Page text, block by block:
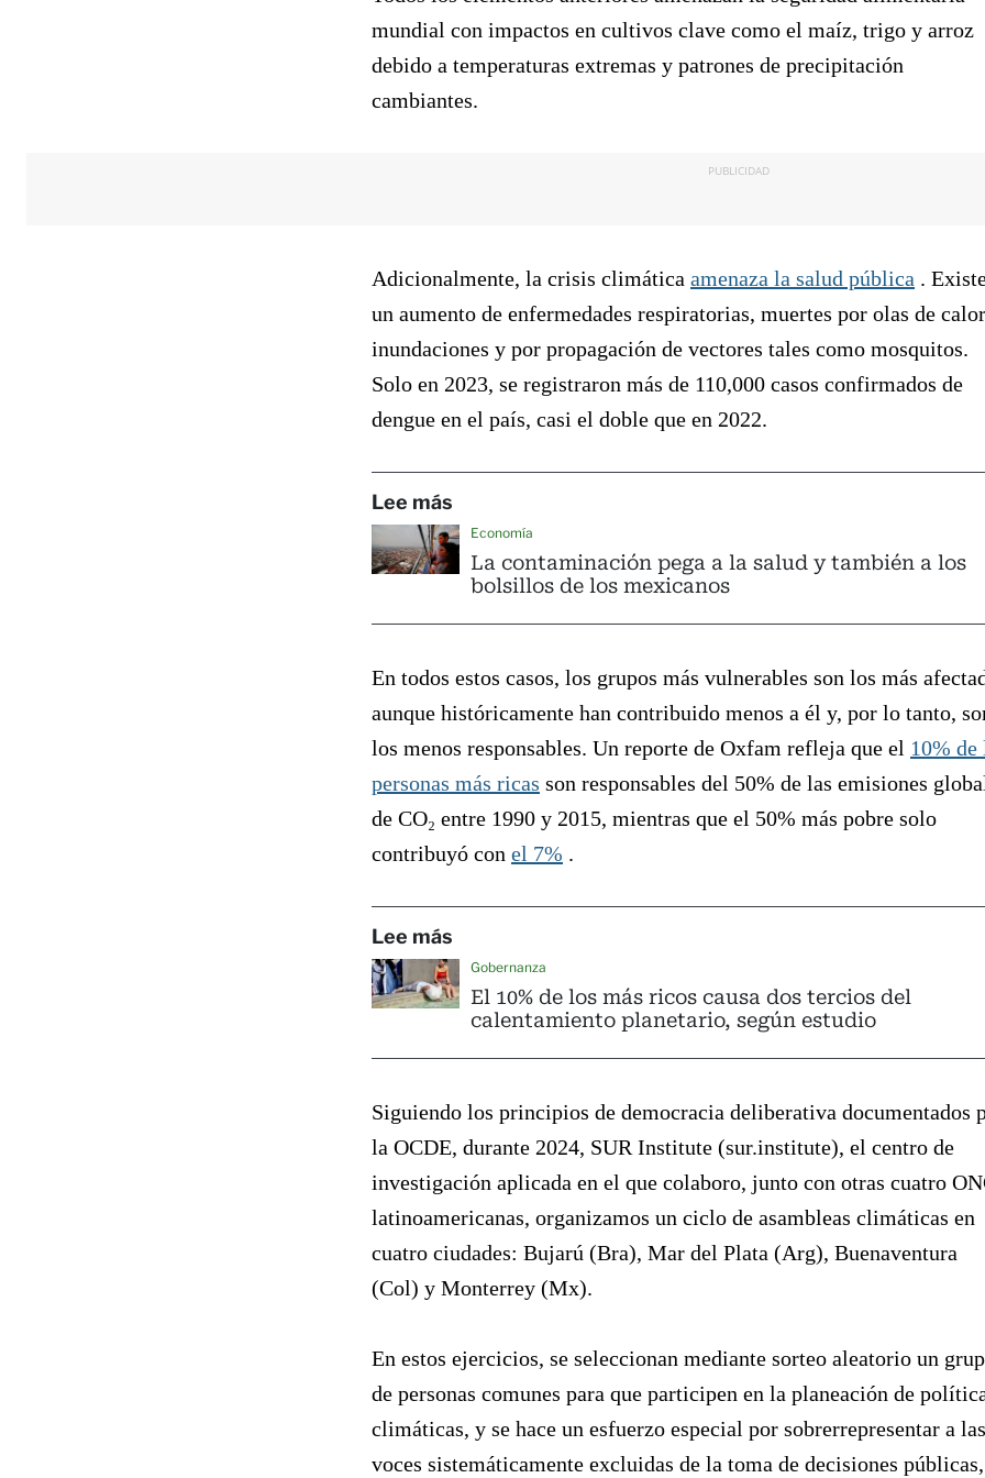
mundial con impactos en cultivos clave como el maíz, trigo y arroz
debido a temperaturas extremas y patrones de precipitación
cambiantes.
PUBLICIDAD
Adicionalmente, la crisis climática amenaza la salud pública .
un aumento de enfermedades respiratorias, muertes por olas de
inundaciones y por propagación de vectores tales como mosquitos.
Solo en 2023, se registraron más de 110,000 casos confirmados de
dengue en el país, casi el doble que en 2022.
Lee más
Economía
La contaminación pega a la salud y también a los
bolsillos de los mexicanos
En todos estos casos, los grupos más vulnerables son los más
aunque históricamente han contribuido menos a él y, por lo tanto,
los menos responsables. Un reporte de Oxfam refleja que el 10% de
personas más ricas son responsables del 50% de las emisiones
de CO₂ entre 1990 y 2015, mientras que el 50% más pobre solo
contribuyó con el 7% .
Lee más
Gobernanza
El 10% de los más ricos causa dos tercios del
calentamiento planetario, según estudio
Siguiendo los principios de democracia deliberativa documentados
la OCDE, durante 2024, SUR Institute (sur.institute), el centro de
investigación aplicada en el que colaboro, junto con otras cuatro
latinoamericanas, organizamos un ciclo de asambleas climáticas en
cuatro ciudades: Bujarú (Bra), Mar del Plata (Arg), Buenaventura
(Col) y Monterrey (Mx).
En estos ejercicios, se seleccionan mediante sorteo aleatorio un
de personas comunes para que participen en la planeación de
climáticas, y se hace un esfuerzo especial por sobrerrepresentar a las
voces sistemáticamente excluidas de la toma de decisiones públicas,